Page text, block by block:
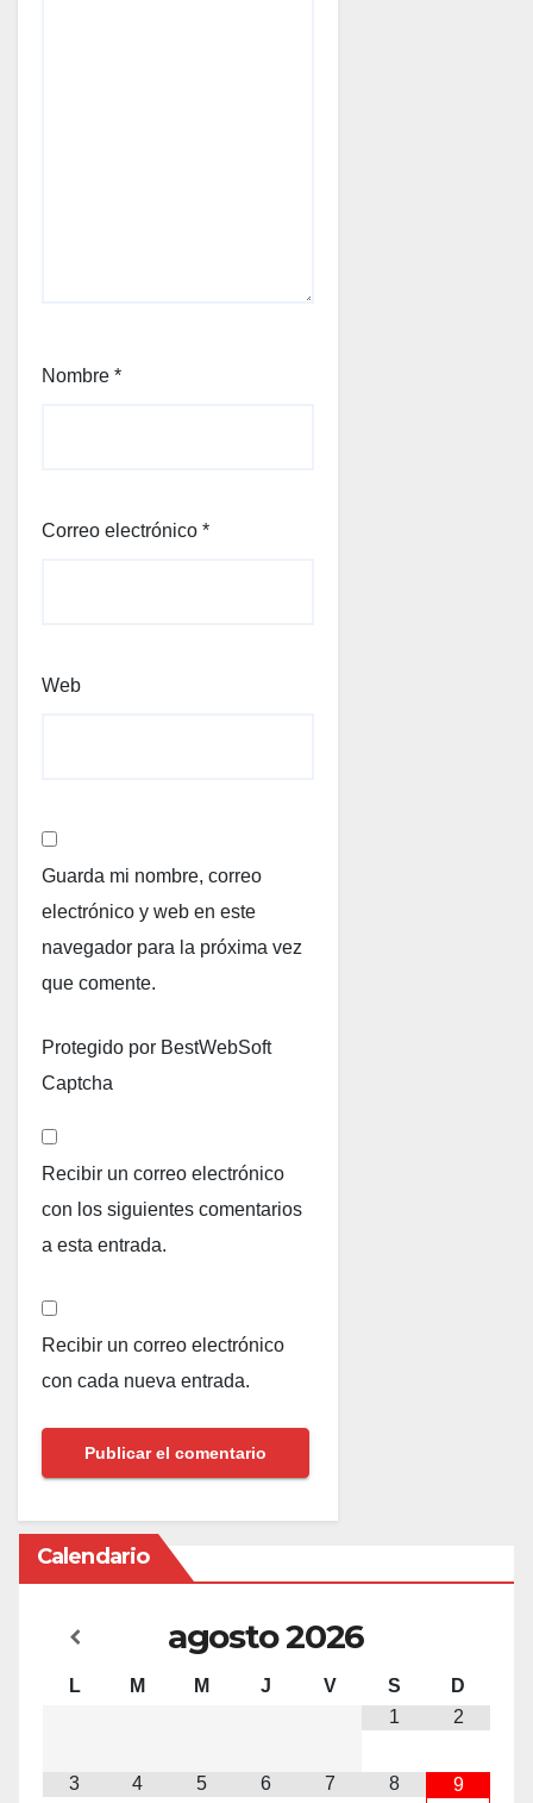
Nombre *
Correo electrónico *
Web
Guarda mi nombre, correo
electrónico y web en este
navegador para la próxima vez
que comente.
Protegido por BestWebSoft
Captcha
Recibir un correo electrónico
con los siguientes comentarios
a esta entrada.
Recibir un correo electrónico
con cada nueva entrada.
Calendario
agosto2026
L M M J V S
D
1
2
3 4 5 6 7 8 9